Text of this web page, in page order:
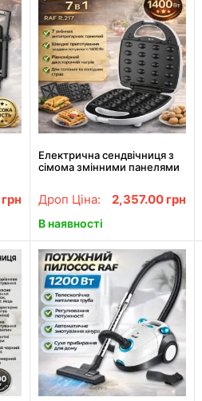
грн
Електрична сендвічниця з
сімома змінними панелями
1400W
Дроп Ціна: 2,357.00 грн
В наявності